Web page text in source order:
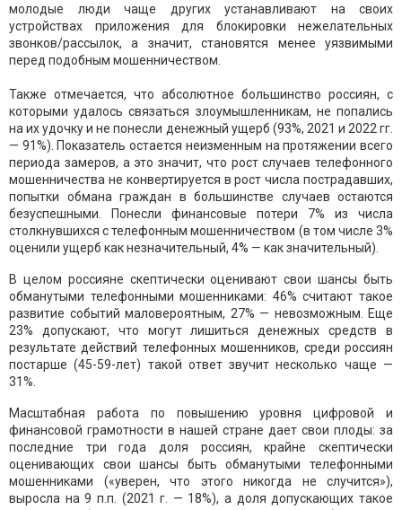
молодые люди чаще других устанавливают на своих
устройствах приложения для блокировки нежелательных
звонков/рассылок, а значит, становятся менее уязвимыми
перед подобным мошенничеством.
Также отмечается, что абсолютное большинство россиян, с
которыми удалось связаться злоумышленникам, не попались
на их удочку и не понесли денежный ущерб (93%, 2021 и 2022 гг.
— 91%). Показатель остается неизменным на протяжении всего
периода замеров, а это значит, что рост случаев телефонного
мошенничества не конвертируется в рост числа пострадавших,
попытки обмана граждан в большинстве случаев остаются
безуспешными. Понесли финансовые потери 7% из числа
столкнувшихся с телефонным мошенничеством (в том числе 3%
оценили ущерб как незначительный, 4% — как значительный).
В целом россияне скептически оценивают свои шансы быть
обманутыми телефонными мошенниками: 46% считают такое
развитие событий маловероятным, 27% — невозможным. Еще
23% допускают, что могут лишиться денежных средств в
результате действий телефонных мошенников, среди россиян
постарше (45-59-лет) такой ответ звучит несколько чаще —
31%.
Масштабная работа по повышению уровня цифровой и
финансовой грамотности в нашей стране дает свои плоды: за
последние три года доля россиян, крайне скептически
оценивающих свои шансы быть обманутыми телефонными
мошенниками («уверен, что этого никогда не случится»),
выросла на 9 п.п. (2021 г. — 18%), а доля допускающих такое